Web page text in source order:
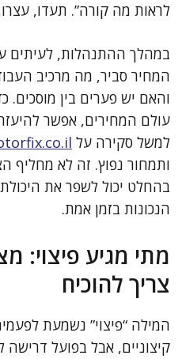
לראות מה קורה”. תעדו,
במהלך ההתנהלות, לעיתים
המחיר סביר, מה מרכיב
והאם יש פערים בין מוסכים.
עולם המחירים, אפשר
למשל סקירה על
ותמחור נפוץ. זה לא מחליף
בהחלט יכול לשפר את
הנכונות בזמן אמת.
מתי מגיע פיצוי:
צריך להוכיח
המילה “פיצוי” נשמעת
קיצוניים, אבל בפועל דרישה